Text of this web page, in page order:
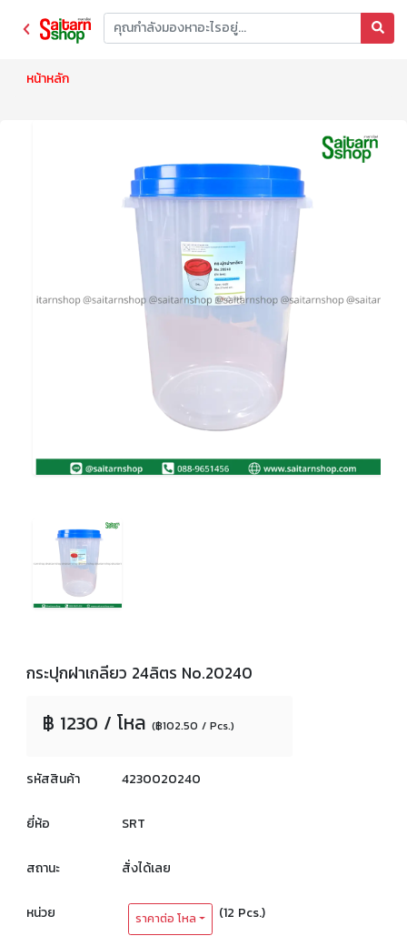
หน้าหลัก
กระปุกฝาเกลียว 24ลิตร No.20240
฿ 1230 / โหล (฿102.50 / Pcs.)
รหัสสินค้า 4230020240
ยี่ห้อ SRT
สถานะ สั่งได้เลย
หน่วย ราคาต่อ โหล (12 Pcs.)